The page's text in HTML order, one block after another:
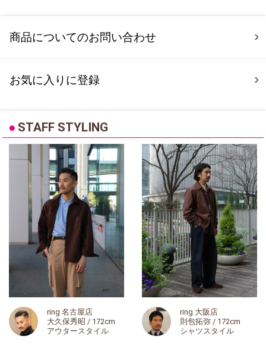
商品についてのお問い合わせ
お気に入りに登録
● STAFF STYLING
ring 名古屋店
大久保秀昭 / 172cm
アウタースタイル
ring 大阪店
則包拓弥 / 172cm
シャツスタイル